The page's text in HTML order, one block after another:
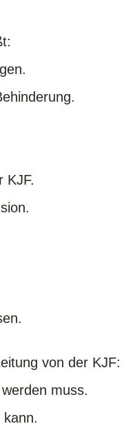
KJF.
von der KJF:
muss.